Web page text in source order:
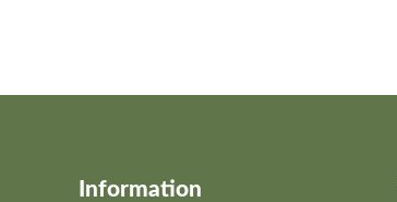
Information